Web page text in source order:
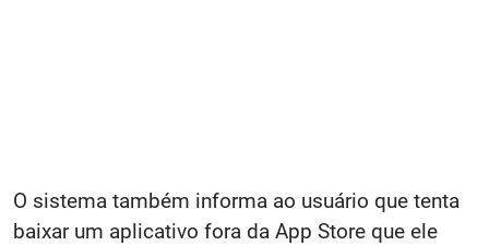
O sistema também informa ao usuário que tenta
baixar um aplicativo fora da App Store que ele